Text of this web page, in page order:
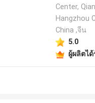
Center,
Hangzhou
China ,จีน
5.0
ผู้ผลิตไ